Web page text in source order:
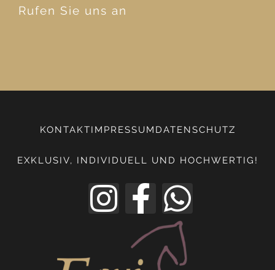
Rufen Sie uns an
KONTAKT IMPRESSUM DATENSCHUTZ
EXKLUSIV, INDIVIDUELL UND HOCHWERTIG!